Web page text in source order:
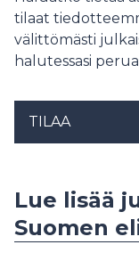
tilaat
välittömästi
halutessasi
TILAA
Lue lisää
Suomen